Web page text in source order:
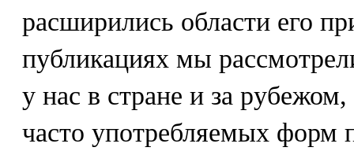
расширились области его
публикациях мы
у нас в стране и за
часто употребляемых